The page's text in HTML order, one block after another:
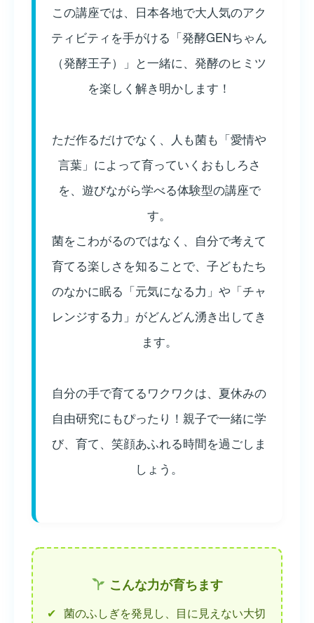
この講座では、日本各地で大人気のアク
ティビティを手がける「発酵GENちゃん
（発酵王子）」と一緒に、発酵のヒミツ
を楽しく解き明かします！
ただ作るだけでなく、人も菌も「愛情や
言葉」によって育っていくおもしろさ
を、遊びながら学べる体験型の講座で
す。
菌をこわがるのではなく、自分で考えて
育てる楽しさを知ることで、子どもたち
のなかに眠る「元気になる力」や「チャ
レンジする力」がどんどん湧き出してき
ます。
自分の手で育てるワクワクは、夏休みの
自由研究にもぴったり！親子で一緒に学
び、育て、笑顔あふれる時間を過ごしま
しょう。
こんな力が育ちます
✔ 菌のふしぎを発見し、目に見えない大切